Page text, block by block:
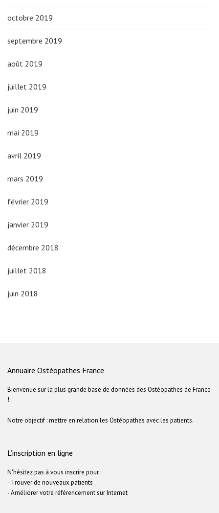
octobre 2019
septembre 2019
août 2019
juillet 2019
juin 2019
mai 2019
avril 2019
mars 2019
février 2019
janvier 2019
décembre 2018
juillet 2018
juin 2018
Annuaire Ostéopathes France
Bienvenue sur la plus grande base de données des Ostéopathes de France
!
Notre objectif : mettre en relation les Ostéopathes avec les patients.
L’inscription en ligne
N'hésitez pas à vous inscrire pour :
- Trouver de nouveaux patients
- Améliorer votre référencement sur Internet